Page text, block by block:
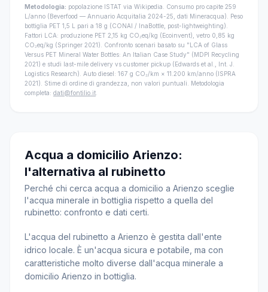
Metodologia: popolazione ISTAT via Wikipedia. Consumo pro capite 259
L/anno (Beverfood — Annuario Acquitalia 2024-25, dati Mineracqua). Peso
bottiglia PET 1,5 L pari a 18 g (CONAI / InaBottle, post-lightweighting).
Fattori LCA: produzione PET 2,15 kg CO₂eq/kg (Ecoinvent), vetro 0,85 kg
CO₂eq/kg (Springer 2021). Confronto scenari basato su "LCA of Glass
Versus PET Mineral Water Bottles: An Italian Case Study" (MDPI Recycling
2021) e studi last-mile delivery vs customer pickup (Edwards et al., Int. J.
Logistics Research). Auto diesel: 167 g CO₂/km × 11.200 km/anno (ISPRA
2021). Stime di ordine di grandezza, non valori puntuali. Metodologia
completa: dati@fontilio.it
Acqua a domicilio Arienzo:
l'alternativa al rubinetto
Perché chi cerca acqua a domicilio a Arienzo sceglie
l'acqua minerale in bottiglia rispetto a quella del
rubinetto: confronto e dati certi.
L'acqua del rubinetto a Arienzo è gestita dall'ente
idrico locale. È un'acqua sicura e potabile, ma con
caratteristiche molto diverse dall'acqua minerale a
domicilio Arienzo in bottiglia.